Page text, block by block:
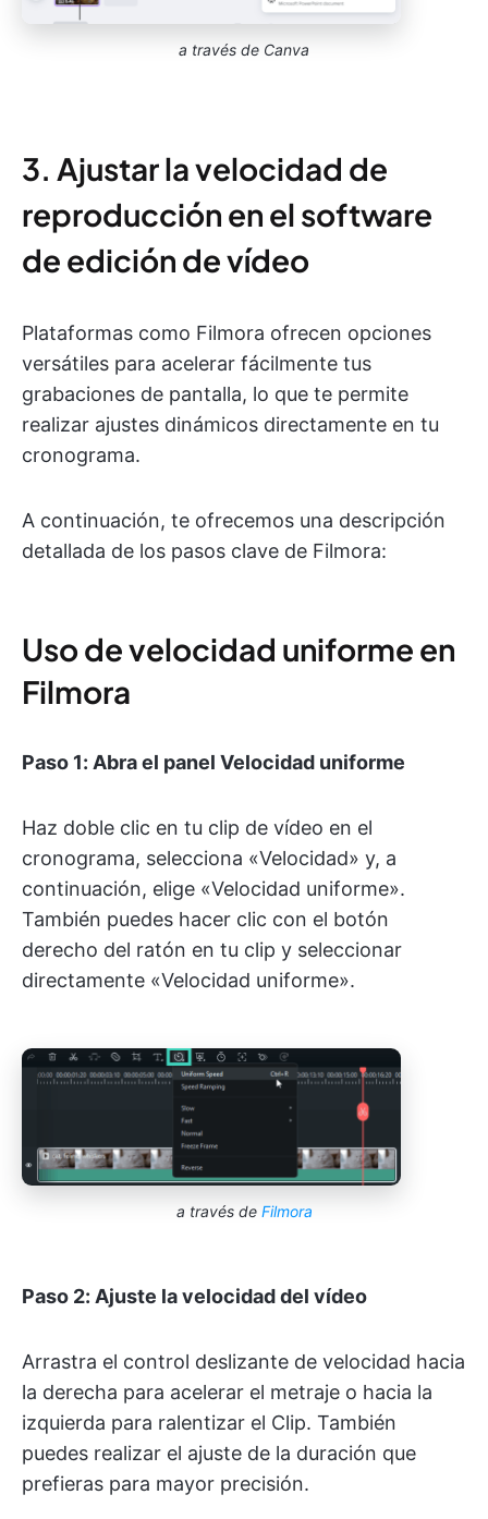
a través de Canva
3. Ajustar la velocidad de
reproducción en el software
de edición de vídeo
Plataformas como Filmora ofrecen opciones
versátiles para acelerar fácilmente tus
grabaciones de pantalla, lo que te permite
realizar ajustes dinámicos directamente en tu
cronograma.
A continuación, te ofrecemos una descripción
detallada de los pasos clave de Filmora:
Uso de velocidad uniforme en
Filmora
Paso 1: Abra el panel Velocidad uniforme
Haz doble clic en tu clip de vídeo en el
cronograma, selecciona «Velocidad» y, a
continuación, elige «Velocidad uniforme».
También puedes hacer clic con el botón
derecho del ratón en tu clip y seleccionar
directamente «Velocidad uniforme».
a través de Filmora
Paso 2: Ajuste la velocidad del vídeo
Arrastra el control deslizante de velocidad hacia
la derecha para acelerar el metraje o hacia la
izquierda para ralentizar el Clip. También
puedes realizar el ajuste de la duración que
prefieras para mayor precisión.